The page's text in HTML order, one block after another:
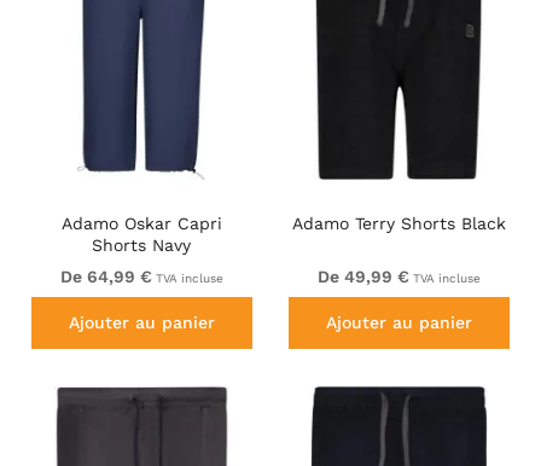
Adamo Oskar Capri
Shorts Navy
De 64,99 € TVA incluse
Ajouter au panier
Adamo Terry Shorts Black
De 49,99 € TVA incluse
Ajouter au panier